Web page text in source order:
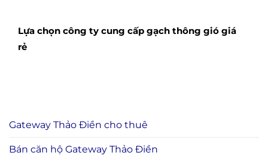
Lựa chọn công ty cung cấp gạch thông gió giá
rẻ
Gateway Thảo Điền cho thuê
Bán căn hộ Gateway Thảo Điền